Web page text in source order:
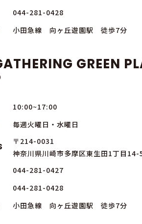
044-281-0428
小田急線 向ヶ丘遊園駅 徒歩7分
GREEN
10:00~17:00
毎週火曜日・水曜日
〒214-0031
神奈川県川崎市多摩区東生田1丁目14-
044-281-0427
044-281-0428
小田急線 向ヶ丘遊園駅 徒歩7分